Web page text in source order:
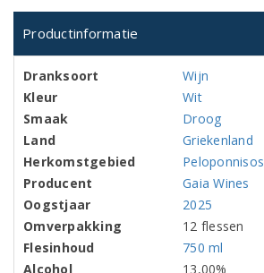
Productinformatie
Dranksoort
Wijn
Kleur
Wit
Smaak
Droog
Land
Griekenland
Herkomstgebied
Peloponnisos
Producent
Gaia Wines
Oogstjaar
2025
Omverpakking
12 flessen
Flesinhoud
750 ml
Alcohol
13,00%